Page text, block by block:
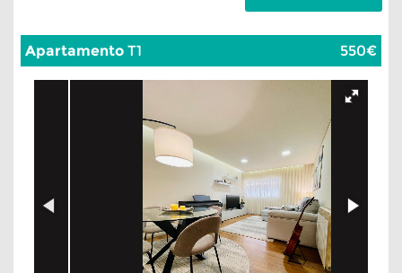
Apartamento T1 550€